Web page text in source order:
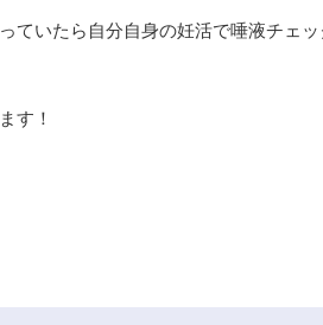
ていたら自分自身の妊活で唾液チェ
す！